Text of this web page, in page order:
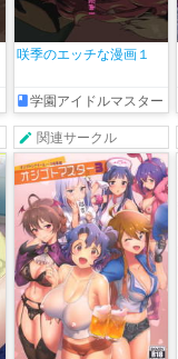
咲季のエッチな漫画１
学園アイドルマスター
関連サークル